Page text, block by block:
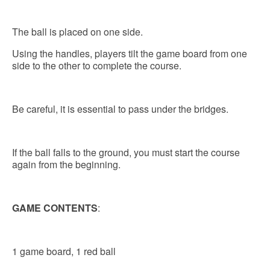
The ball is placed on one side.
Using the handles, players tilt the game board from one
side to the other to complete the course.
Be careful, it is essential to pass under the bridges.
If the ball falls to the ground, you must start the course
again from the beginning.
GAME CONTENTS:
1 game board, 1 red ball